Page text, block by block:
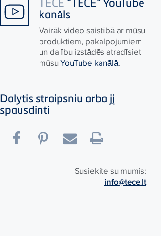
kanāls
Vairāk video saistībā ar mūsu
produktiem, pakalpojumiem
un dalību izstādēs atradīsiet
mūsuYouTube kanālā.
Dalytis straipsniu arba jį
spausdinti
Susiekite su mumis:
info@tece.lt